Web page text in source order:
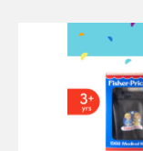
งานในการดูแลข
และขว้างปา